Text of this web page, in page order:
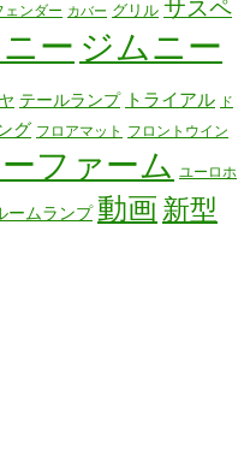
ェンダー カバー グリル サスペ
ー ジムニー
テールランプ トライアル ド
グ フロアマット フロントウイン
ファーム ユーロホ
ームランプ 動画 新型